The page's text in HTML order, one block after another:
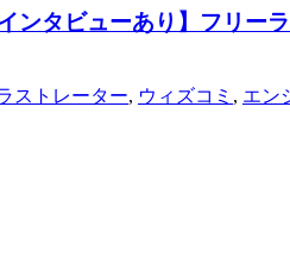
タビューあり】フリー
ストレーター, ウィズコミ , エン